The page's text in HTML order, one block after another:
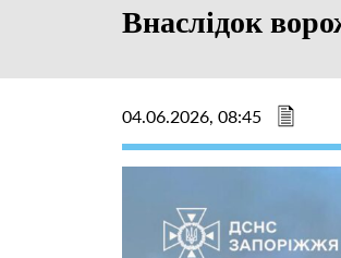
Внаслідок
04.06.2026, 08:45